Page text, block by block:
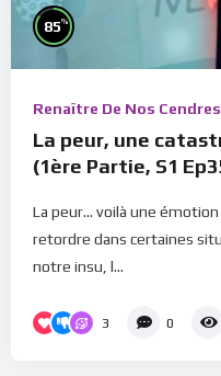
85%
Renaître De Nos Cendres
La peur, une
(1ère Partie, S1
La peur... voilà une
retordre dans certaines
notre insu, l...
3 0